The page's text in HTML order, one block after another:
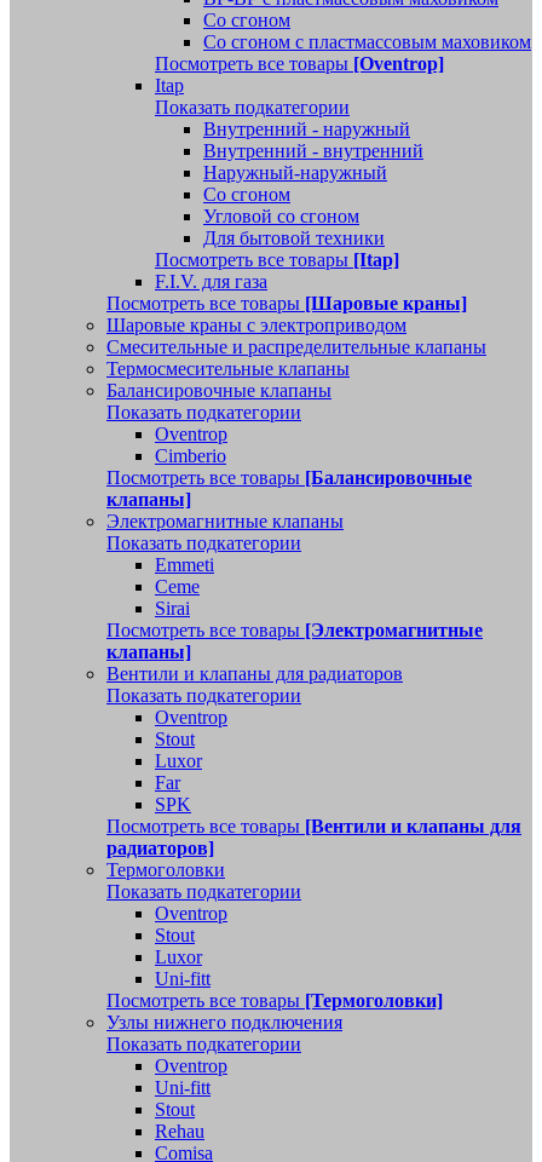
Со сгоном
Со сгоном с пластмассовым маховиком
Посмотреть все товары [Oventrop]
Itap
Показать подкатегории
Внутренний - наружный
Внутренний - внутренний
Наружный-наружный
Со сгоном
Угловой со сгоном
Для бытовой техники
Посмотреть все товары [Itap]
F.I.V. для газа
Посмотреть все товары [Шаровые краны]
Шаровые краны с электроприводом
Смесительные и распределительные клапаны
Термосмесительные клапаны
Балансировочные клапаны
Показать подкатегории
Oventrop
Cimberio
Посмотреть все товары [Балансировочные
клапаны]
Электромагнитные клапаны
Показать подкатегории
Emmeti
Ceme
Sirai
Посмотреть все товары [Электромагнитные
клапаны]
Вентили и клапаны для радиаторов
Показать подкатегории
Oventrop
Stout
Luxor
Far
SPK
Посмотреть все товары [Вентили и клапаны для
радиаторов]
Термоголовки
Показать подкатегории
Oventrop
Stout
Luxor
Uni-fitt
Посмотреть все товары [Термоголовки]
Узлы нижнего подключения
Показать подкатегории
Oventrop
Uni-fitt
Stout
Rehau
Comisa